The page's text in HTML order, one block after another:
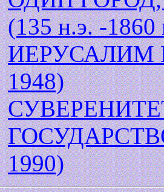
(135 н.э. -1860
ИЕРУСАЛИМ
1948)
1990)